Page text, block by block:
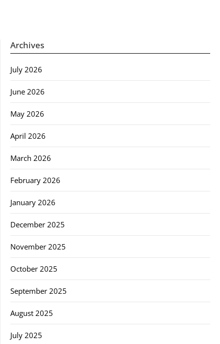
Archives
July 2026
June 2026
May 2026
April 2026
March 2026
February 2026
January 2026
December 2025
November 2025
October 2025
September 2025
August 2025
July 2025